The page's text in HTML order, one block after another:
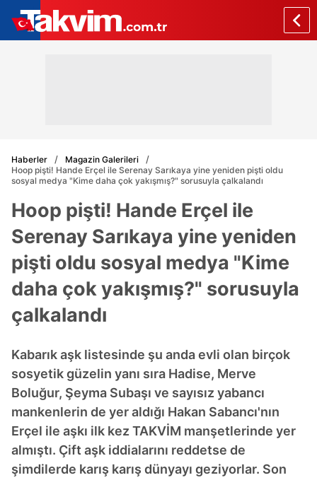
Haberler
Magazin Galerileri
Hoop pişti! Hande Erçel ile Serenay Sarıkaya yine yeniden pişti oldu
sosyal medya "Kime daha çok yakışmış?" sorusuyla çalkalandı
Hoop pişti! Hande Erçel ile
Serenay Sarıkaya yine yeniden
pişti oldu sosyal medya "Kime
daha çok yakışmış?" sorusuyla
çalkalandı
Kabarık aşk listesinde şu anda evli olan birçok
sosyetik güzelin yanı sıra Hadise, Merve
Boluğur, Şeyma Subaşı ve sayısız yabancı
mankenlerin de yer aldığı Hakan Sabancı'nın
Erçel ile aşkı ilk kez TAKVİM manşetlerinde yer
almıştı. Çift aşk iddialarını reddetse de
şimdilerde karış karış dünyayı geziyorlar. Son